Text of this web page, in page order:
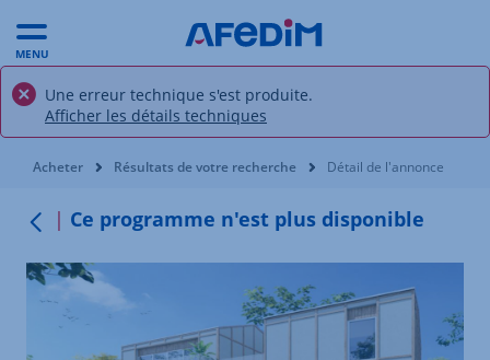
MENU
Une erreur technique s'est produite.
Afficher les détails techniques
Vous êtes ici:
Acheter Résultats de votre recherche Détail de l'annonce
Ce programme n'est plus disponible